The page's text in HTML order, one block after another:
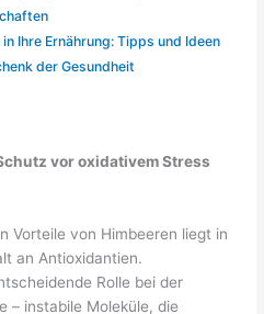
Ihre Ernährung: Tipps und Ideen
der Gesundheit
vor oxidativem Stress
Vorteile von Himbeeren liegt in
an Antioxidantien.
Rolle bei der
– instabile Moleküle, die